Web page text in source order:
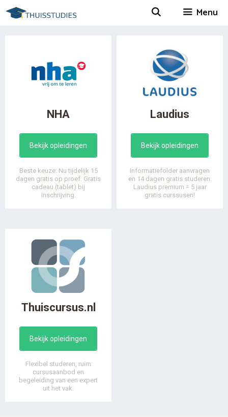
Spring
naar
Menu
NHA
Bekijk opleidingen
Beste keuze: Nu tijdelijk 15
dagen gratis op proef. Gratis
cadeau (tablet) bij
inschrijving.
Laudius
Bekijk opleidingen
Informatiefolder aanvragen
en 14 dagen gratis studeren.
Laudius premium = 5 jaar
gratis curssusen!
Thuiscursus.nl
Bekijk opleidingen
Flexibel studeren, ruim
cursusaanbod en
begeleiding van een expert
uit het vak.